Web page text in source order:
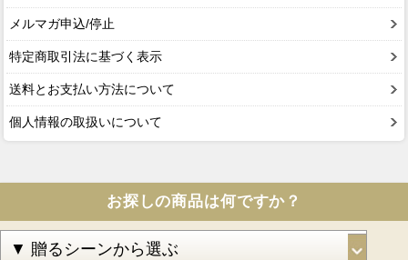
メルマガ申込/停止
特定商取引法に基づく表示
送料とお支払い方法について
個人情報の取扱いについて
お探しの商品は何ですか？